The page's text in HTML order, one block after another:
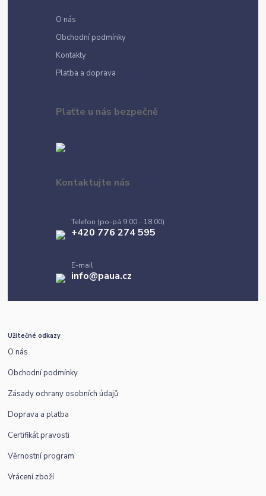
O nás
Obchodní podmínky
Kontakty
Platba a doprava
Plaťte u nás bezpečně
Kontaktujte nás
Telefon (po-pá 9:00 - 18:00)
+420 776 274 595
E-mail
info@paua.cz
Užitečné odkazy
O nás
Obchodní podmínky
Zásady ochrany osobních údajů
Doprava a platba
Certifikát pravosti
Věrnostní program
Vrácení zboží